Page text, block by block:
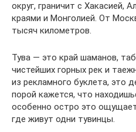
округ, граничит с Хакасией,
краями и Монголией. От
тысяч километров.
Тува — это край шаманов,
чистейших горных рек и
из рекламного буклета, это
порой кажется, что
особенно остро это
где живут одни тувинцы.